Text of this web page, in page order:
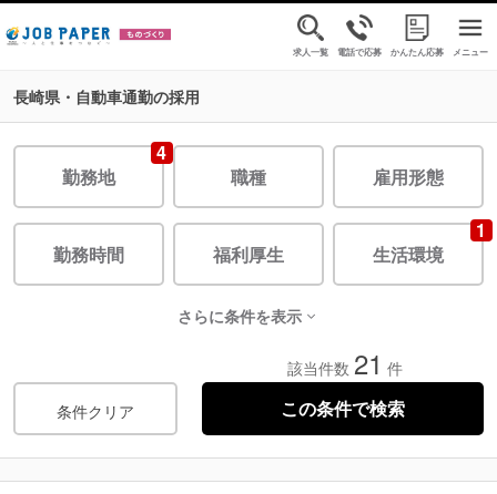
求人一覧 電話で応募 かんたん応募 メニュー
長崎県・自動車通勤の採用
4
勤務地
職種 雇用形態
勤務時間 福利厚生
1
生活環境
さらに条件を表示
条件クリア
該当件数 21 件